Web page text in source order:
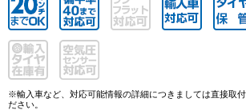
※輸入車など、対応可能情報の詳細につきましては直接取
ださい。